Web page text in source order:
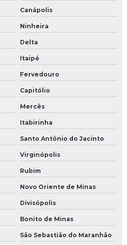
Canápolis
Ninheira
Delta
Itaipé
Fervedouro
Capitólio
Mercês
Itabirinha
Santo Antônio do Jacinto
Virginópolis
Rubim
Novo Oriente de Minas
Divisópolis
Bonito de Minas
São Sebastião do Maranhão